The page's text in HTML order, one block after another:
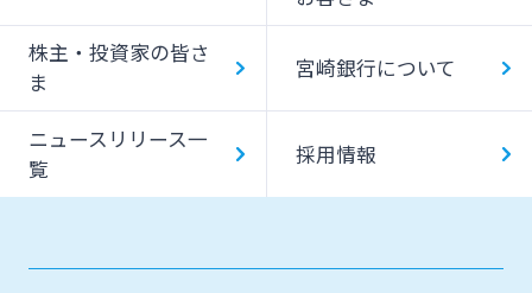
株主・投資家の皆さ
ま
宮崎銀行について
ニュースリリース一
覧
採用情報